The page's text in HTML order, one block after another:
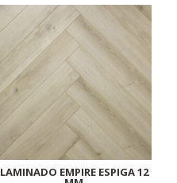
LAMINADO EMPIRE ESPIGA 12